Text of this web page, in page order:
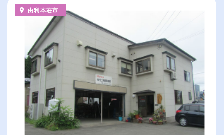
（⾼卒の給与を基準）
従業員が多い順
由利本荘市